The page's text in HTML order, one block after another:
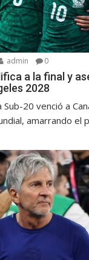
admin 0
a la final y
2028
Sub-20 venció a
amarrando el